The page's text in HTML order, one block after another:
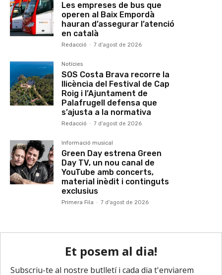
Les empreses de bus que
operen al Baix Empordà
hauran d’assegurar l’atenció
en català
Redacció - 7 d'agost de 2026
Notícies
SOS Costa Brava recorre la
llicència del Festival de Cap
Roig i l’Ajuntament de
Palafrugell defensa que
s’ajusta a la normativa
Redacció - 7 d'agost de 2026
Informació musical
Green Day estrena Green
Day TV, un nou canal de
YouTube amb concerts,
material inèdit i continguts
exclusius
Primera Fila - 7 d'agost de 2026